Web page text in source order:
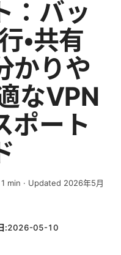
：バッ
・共有
かりや
なVPN
ポート
1 min · Updated 2026年5月
:2026-05-10